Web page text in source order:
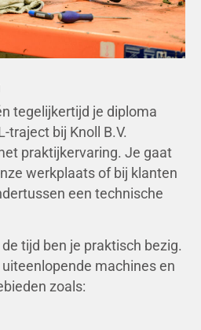
tegelijkertijd je diploma
traject bij Knoll B.V.
praktijkervaring. Je gaat
werkplaats of bij klanten
een technische
tijd ben je praktisch bezig.
machines en
zoals: